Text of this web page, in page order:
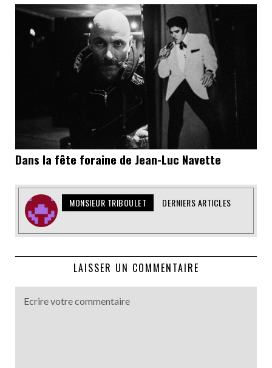
Dans la fête foraine de Jean-Luc Navette
MONSIEUR TRIBOULET DERNIERS ARTICLES
LAISSER UN COMMENTAIRE